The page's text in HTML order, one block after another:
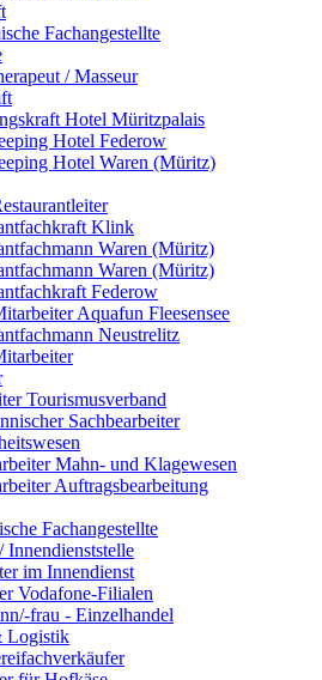
Fachangestellte
/ Masseur
Hotel Müritzpalais
Hotel Federow
Hotel Waren (Müritz)
Klink
Waren (Müritz)
Waren (Müritz)
Federow
Aquafun Fleesensee
Neustrelitz
Tourismusverband
Sachbearbeiter
Mahn- und Klagewesen
Auftragsbearbeitung
Fachangestellte
Innendienststelle
im Innendienst
Vodafone-Filialen
frau - Einzelhandel
Logistik